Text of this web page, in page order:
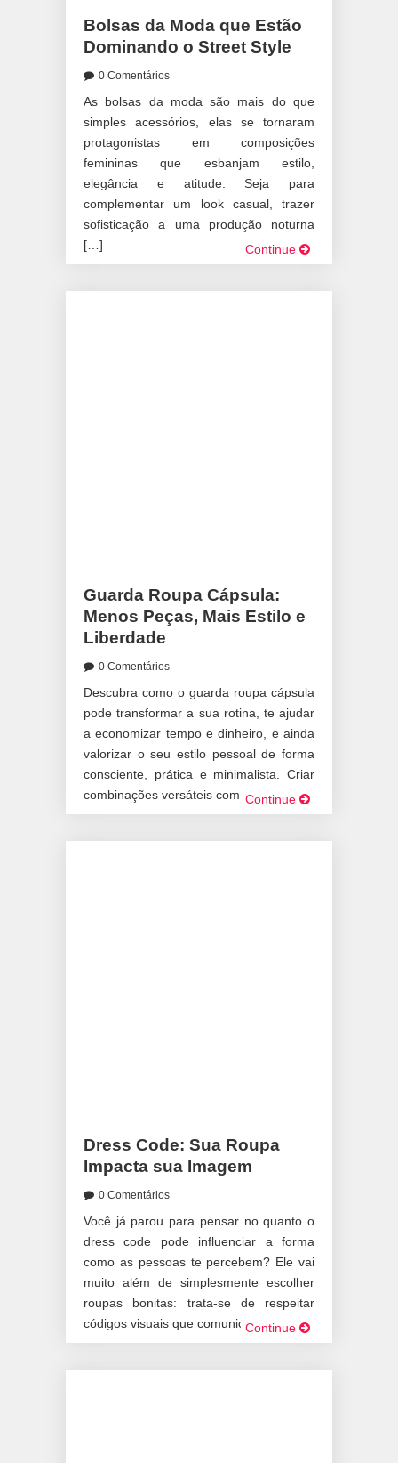
Bolsas da Moda que Estão
Dominando o Street Style
0 Comentários
As bolsas da moda são mais do que
simples acessórios, elas se tornaram
protagonistas em composições
femininas que esbanjam estilo,
elegância e atitude. Seja para
complementar um look casual, trazer
sofisticação a uma produção noturna
[…]
Continue
Guarda Roupa Cápsula:
Menos Peças, Mais Estilo e
Liberdade
0 Comentários
Descubra como o guarda roupa cápsula
pode transformar a sua rotina, te ajudar
a economizar tempo e dinheiro, e ainda
valorizar o seu estilo pessoal de forma
consciente, prática e minimalista. Criar
combinações versáteis com […]Continue
Dress Code: Sua Roupa
Impacta sua Imagem
0 Comentários
Você já parou para pensar no quanto o
dress code pode influenciar a forma
como as pessoas te percebem? Ele vai
muito além de simplesmente escolher
roupas bonitas: trata-se de respeitar
códigos visuais que comunicam […]
Continue